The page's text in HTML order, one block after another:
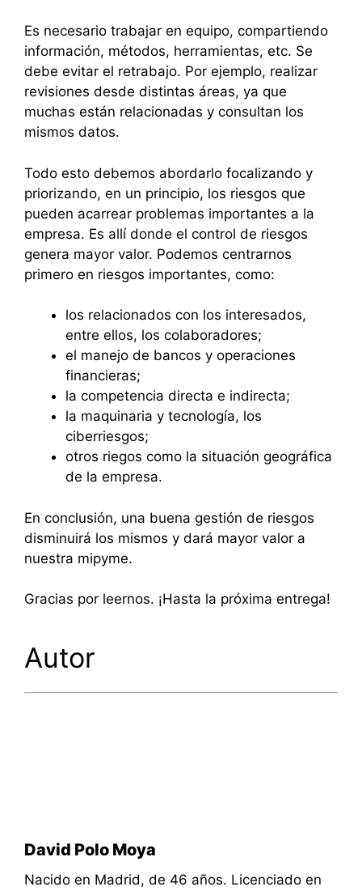
Es necesario trabajar en equipo, compartiendo
información, métodos, herramientas, etc. Se
debe evitar el retrabajo. Por ejemplo, realizar
revisiones desde distintas áreas, ya que
muchas están relacionadas y consultan los
mismos datos.
Todo esto debemos abordarlo focalizando y
priorizando, en un principio, los riesgos que
pueden acarrear problemas importantes a la
empresa. Es allí donde el control de riesgos
genera mayor valor. Podemos centrarnos
primero en riesgos importantes, como:
los relacionados con los interesados,
entre ellos, los colaboradores;
el manejo de bancos y operaciones
financieras;
la competencia directa e indirecta;
la maquinaria y tecnología, los
ciberriesgos;
otros riegos como la situación geográfica
de la empresa.
En conclusión, una buena gestión de riesgos
disminuirá los mismos y dará mayor valor a
nuestra mipyme.
Gracias por leernos. ¡Hasta la próxima entrega!
Autor
David Polo Moya
Nacido en Madrid, de 46 años. Licenciado en